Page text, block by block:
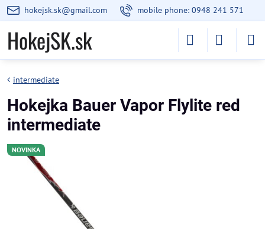
hokejsk.sk@gmail.com mobile phone: 0948 241 571
HokejSK.sk
NOVINKA
intermediate
Hokejka Bauer Vapor Flylite red
intermediate